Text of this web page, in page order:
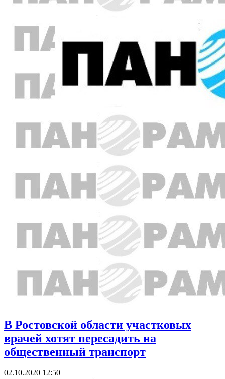
В Ростовской области участковых
врачей хотят пересадить на
общественный транспорт
02.10.2020 12:50